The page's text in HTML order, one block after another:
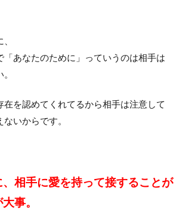
「あなたのために」っていうのは相手は
在を認めてくれてるから相手は注意して
いからです。
相手に愛を持って接することが
事。